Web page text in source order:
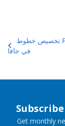
تخصيص خطوط PowerPoint
في جافا
Get monthly